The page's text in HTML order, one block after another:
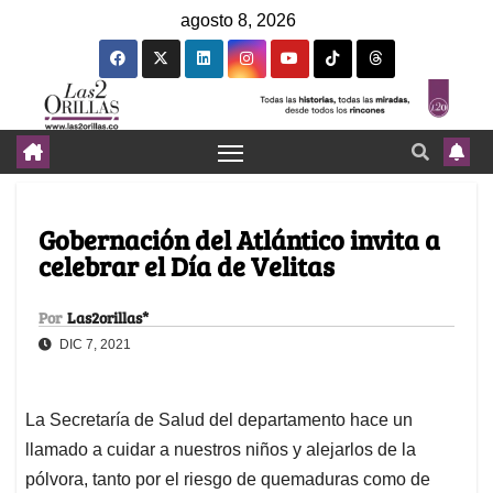
agosto 8, 2026
Gobernación del Atlántico invita a
celebrar el Día de Velitas
Por Las2orillas*
DIC 7, 2021
La Secretaría de Salud del departamento hace un
llamado a cuidar a nuestros niños y alejarlos de la
pólvora, tanto por el riesgo de quemaduras como de